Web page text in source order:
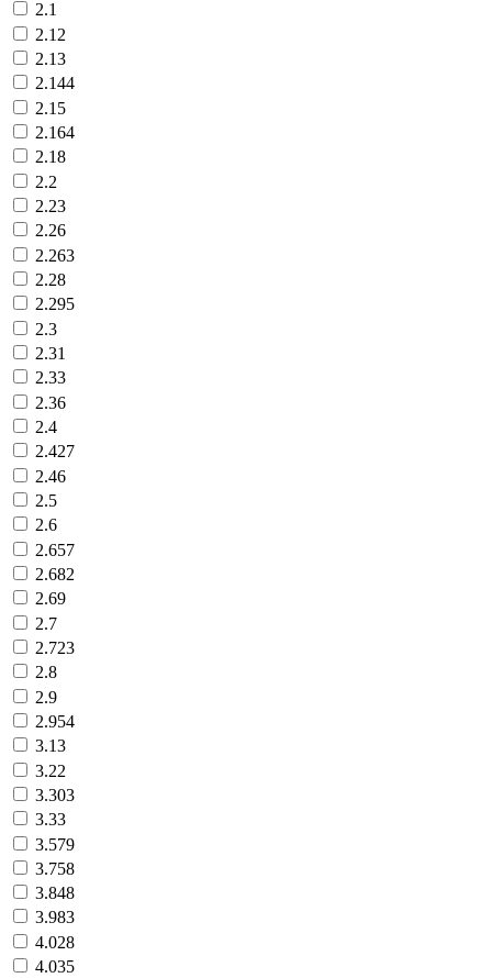
2.1
2.12
2.13
2.144
2.15
2.164
2.18
2.2
2.23
2.26
2.263
2.28
2.295
2.3
2.31
2.33
2.36
2.4
2.427
2.46
2.5
2.6
2.657
2.682
2.69
2.7
2.723
2.8
2.9
2.954
3.13
3.22
3.303
3.33
3.579
3.758
3.848
3.983
4.028
4.035